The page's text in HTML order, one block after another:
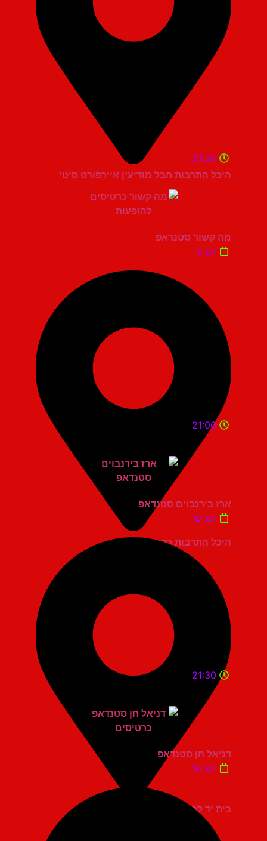
היכל התרבות חבל מודיעין איירפורט סיטי
21:30
מה קשור סטנדאפ
יום ג'
היכל התרבות כפר סבא
21:00
ארז בירנבוים סטנדאפ
יום ש'
בית יד לבנים אשדוד
21:30
דניאל חן סטנדאפ
יום ש'